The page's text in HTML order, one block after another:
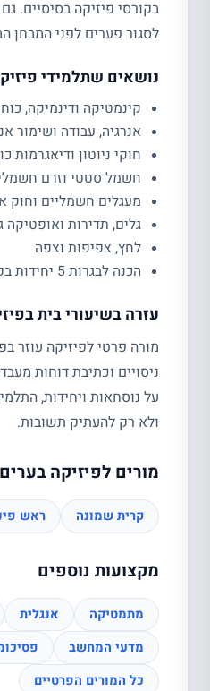
בקורסי פיזיקה בסיסיים.
לסגור פערים לפני המבחן
נושאים שתלמידי
קינמטיקה ודינמיקה,
אנרגיה, עבודה ושימור
חוקי ניוטון ודיאגרמות
חשמל סטטי וזרם
מעגלים חשמליים וחוק
גלים, תדירות ואופטיקה
לחץ, צפיפות וצפה
הכנה לבגרות 5 יחידות בפיזיקה
עזרה בשיעורי בית
מורה פרטי לפיזיקה עוזר
ניסויים וכתיבת דוחות
על נוסחאות ויחידות,
ולא רק להעתיק תשובות.
מורים לפיזיקה
קרית שמונה ראש
מקצועות נוספים
מתמטיקה אנגלית
מדעי המחשב
כל המורים הפרטיים